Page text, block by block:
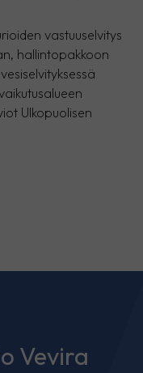
vastuuselvitys
hallintopakkoon
Ulkopuolisen
Vevira